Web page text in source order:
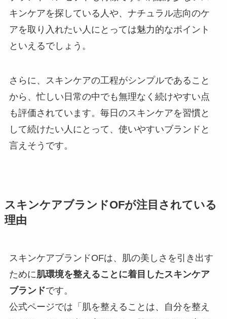
キンケアを探している人や、ナチュラル志向のケ
アを取り入れたい人にとっては魅力的なポイント
といえるでしょう。
さらに、スキンケアの工程がシンプルであること
から、忙しい日常の中でも無理なく続けやすい点
も評価されています。毎日のスキンケアを習慣と
して続けたい人にとって、使いやすいブランドと
言えそうです。
スキンケアブランドOFが注目されている
理由
スキンケアブランドOFは、肌の美しさを引き出す
ために肌環境を整えることに着目したスキンケア
ブランドです。
公式ページでは「肌を整えることは、自分を整え